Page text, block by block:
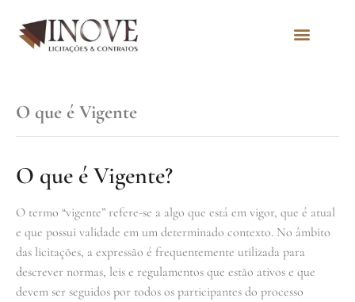
O que é Vigente
O que é Vigente?
O termo “vigente” refere-se a algo que está em vigor, que é atual
e que possui validade em um determinado contexto. No âmbito
das licitações, a expressão é frequentemente utilizada para
descrever normas, leis e regulamentos que estão ativos e que
devem ser seguidos por todos os participantes do processo